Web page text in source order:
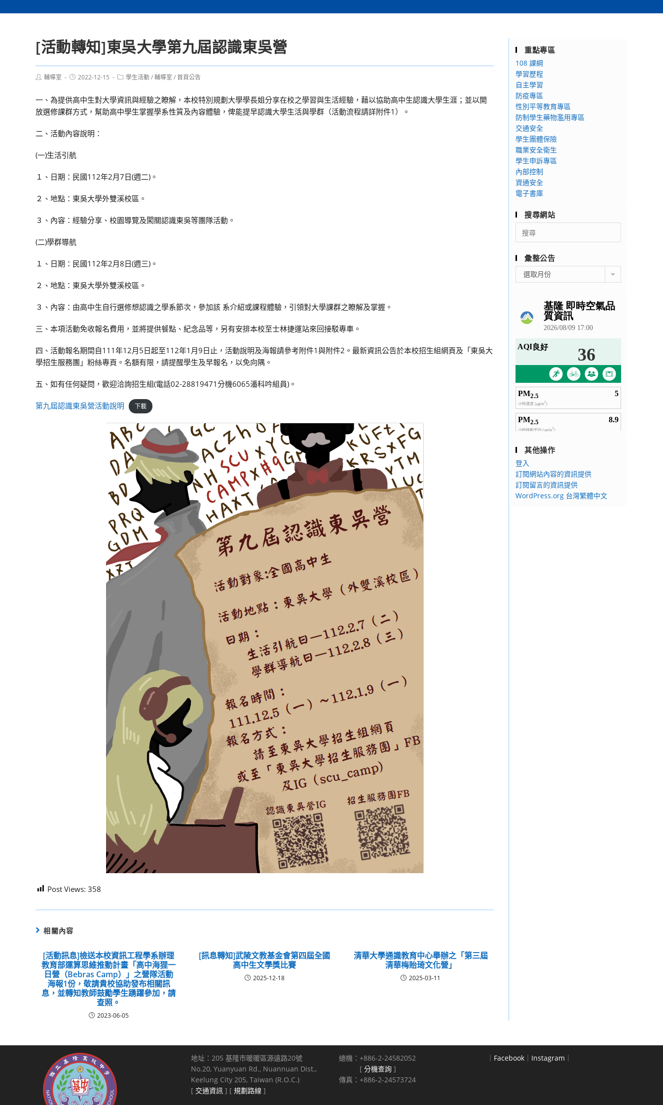
[活動轉知]東吳大學第九屆認識東吳營
Post輔導室
Post2022-12-15
Post學生活動/輔導室 /首頁公告
一、為提供高中生對大學資訊與經驗之瞭解，本校特別規劃大學學長姐分享在校之學習與生活經驗，藉以協助高中生認識大學生涯；並以開
放選修課群方式，幫助高中學生掌握學系性質及內容體驗，俾能提早認識大學生活與學群（活動流程請詳附件1）。
二、活動內容說明：
(一)生活引航
１、日期：民國112年2月7日(週二)。
２、地點：東吳大學外雙溪校區。
３、內容：經驗分享、校園導覽及闖關認識東吳等團隊活動。
(二)學群導航
１、日期：民國112年2月8日(週三)。
２、地點：東吳大學外雙溪校區。
３、內容：由高中生自行選修想認識之學系節次，參加該 系介紹或課程體驗，引領對大學課群之瞭解及掌握。
三、本項活動免收報名費用，並將提供餐點、紀念品等，另有安排本校至士林捷運站來回接駁專車。
四、活動報名期間自111年12月5日起至112年1月9日止，活動說明及海報請參考附件1與附件2。最新資訊公告於本校招生組網頁及「東吳大
學招生服務團」粉絲專頁。名額有限，請提醒學生及早報名，以免向隅。
五、如有任何疑問，歡迎洽詢招生組(電話02-28819471分機6065潘科吟組員)。
第九屆認識東吳營活動說明 下載
Post Views: 358
相關內容
[活動訊息]檢送本校資訊工程學系辦理
教育部運算思維推動計畫「高中海狸一
日營（Bebras Camp）」之營隊活動
海報1份，敬請貴校協助發布相關訊
息，並轉知教師鼓勵學生踴躍參加，請
查照。
2023-06-05
[訊息轉知]武陵文教基金會第四屆全國
高中生文學獎比賽
2025-12-18
清華大學通識教育中心舉辦之「第三屆
清華梅貽琦文化營」
2025-03-11
重點專區
108 課綱
學習歷程
自主學習
防疫專區
性別平等教育專區
防制學生藥物濫用專區
交通安全
學生團體保險
職業安全衛生
學生申訴專區
內部控制
資通安全
電子書庫
搜尋網站
Search
for:
彙整公告
整
選取月份
其他操作
登入
訂閱網站內容的資訊提供
訂閱留言的資訊提供
WordPress.org 台灣繁體中文
地址：205 基隆市暖暖區源遠路20號
No.20, Yuanyuan Rd., Nuannuan Dist.,
Keelung City 205, Taiwan (R.O.C.)
[ 交通資訊 ] [ 規劃路線 ]
總機：+886-2-24582052
[ 分機查詢 ]
傳真：+886-2-24573724
｜ Facebook ｜ Instagram ｜